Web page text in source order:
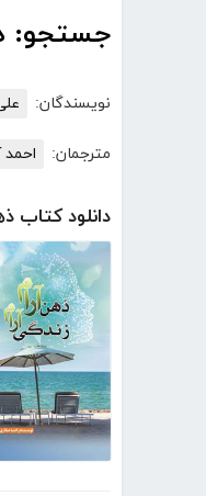
جستجو:
نویسندگان:
مترجمان: احمد
دانلود کتاب